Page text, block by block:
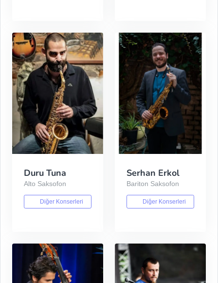
Duru Tuna
Alto Saksofon
Diğer Konserleri
Serhan Erkol
Bariton Saksofon
Diğer Konserleri